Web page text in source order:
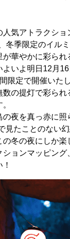
人気アトラクシ
冬季限定のイル
が華やかに彩ら
よいよ明日12月
限定で開催いた
数の提灯で彩ら
夜を真っ赤に照
見たことのない
の冬の夜にしか楽
ションマッピン